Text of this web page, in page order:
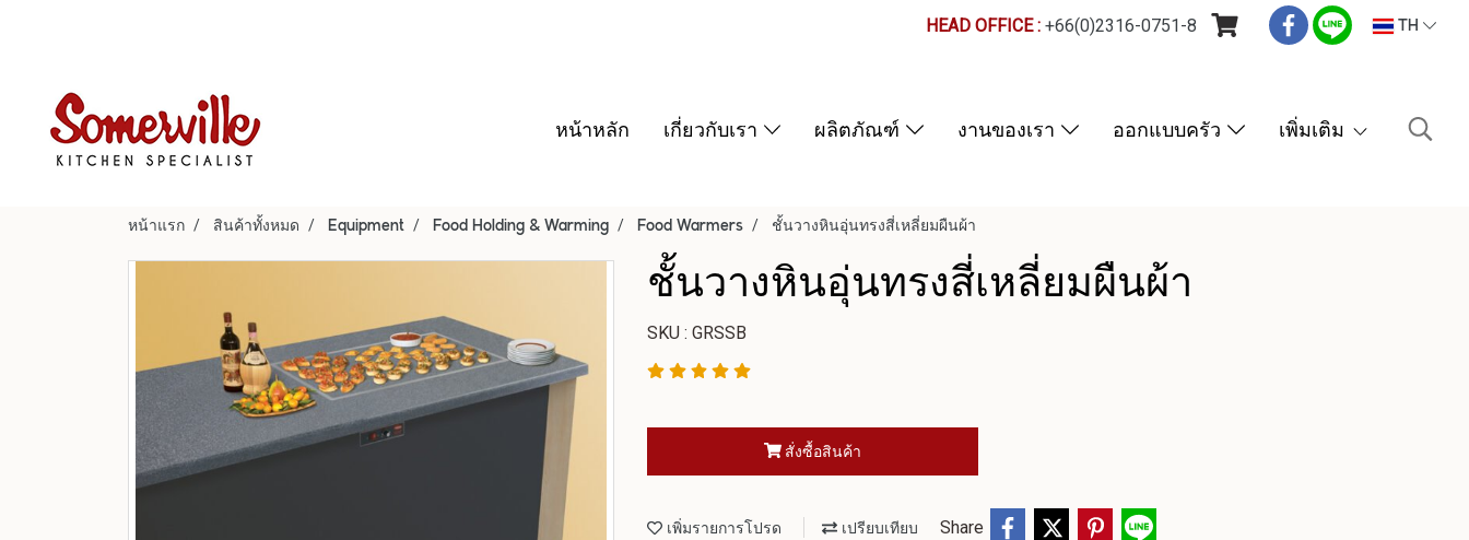
HEAD OFFICE : +66(0)2316-0751-8 TH
หน้าหลัก เกี่ยวกับเรา ผลิตภัณฑ์ งานของเรา ออกแบบครัว เพิ่มเติม
หน้าแรก สินค้าทั้งหมด Equipment Food Holding & Warming Food Warmers ชั้นวางหินอุ่นทรงสี่เหลี่ยมผืนผ้า
ชั้นวางหินอุ่นทรงสี่เหลี่ยมผืนผ้า
SKU : GRSSB
สั่งซื้อสินค้า
เพิ่มรายการโปรด เปรียบเทียบ Share